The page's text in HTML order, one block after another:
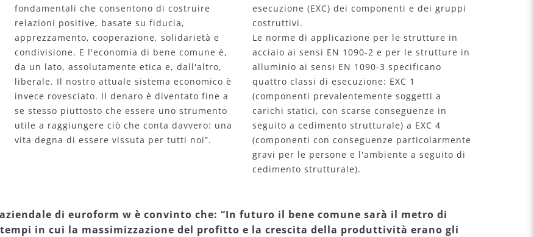
fondamentali che consentono di costruire
relazioni positive, basate su fiducia,
apprezzamento, cooperazione, solidarietà e
condivisione. E l'economia di bene comune è,
da un lato, assolutamente etica e, dall'altro,
liberale. Il nostro attuale sistema economico è
invece rovesciato. Il denaro è diventato fine a
se stesso piuttosto che essere uno strumento
utile a raggiungere ciò che conta davvero: una
vita degna di essere vissuta per tutti noi”.
esecuzione (EXC) dei componenti e dei gruppi
costruttivi.
Le norme di applicazione per le strutture in
acciaio ai sensi EN 1090-2 e per le strutture in
alluminio ai sensi EN 1090-3 specificano
quattro classi di esecuzione: EXC 1
(componenti prevalentemente soggetti a
carichi statici, con scarse conseguenze in
seguito a cedimento strutturale) a EXC 4
(componenti con conseguenze particolarmente
gravi per le persone e l'ambiente a seguito di
cedimento strutturale).
di euroform w è convinto che: “In futuro il bene comune sarà il metro di
in cui la massimizzazione del profitto e la crescita della produttività erano gli